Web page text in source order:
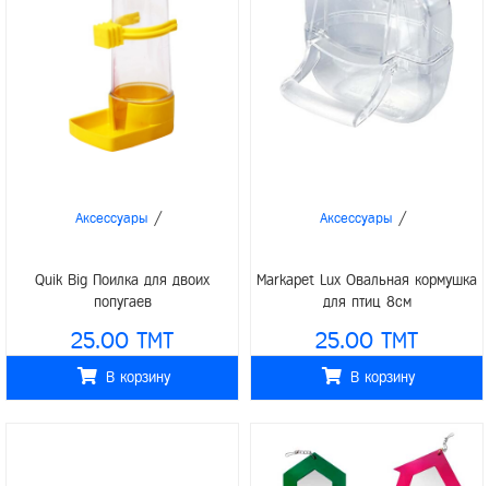
Аксессуары /
Quik Big Поилка для двоих
попугаев
25.00 TMT
В корзину
Аксессуары /
Markapet Lux Овальная кормушка
для птиц 8см
25.00 TMT
В корзину